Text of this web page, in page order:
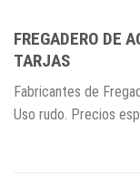
FREGADERO DE
TARJAS
Fabricantes de
Uso rudo. Precios